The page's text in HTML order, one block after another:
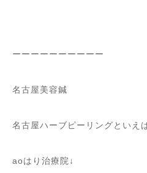
ーーーーーーーーーー
名古屋美容鍼
名古屋ハーブピーリングといえ
aoはり治療院↓